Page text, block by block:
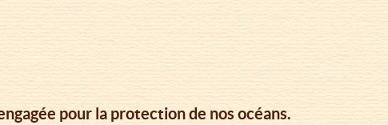
pour la protection de nos océans.